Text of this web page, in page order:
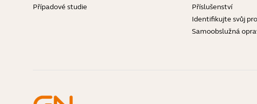
Případové studie
Příslušenství
Identifikujte svůj
Samoobslužná